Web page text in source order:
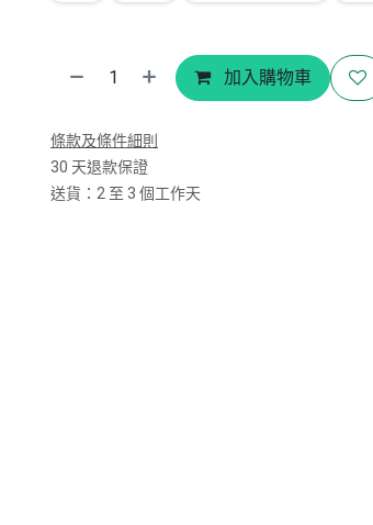
加入購物車
條款及條件細則
30 天退款保證
送貨：2 至 3 個工作天